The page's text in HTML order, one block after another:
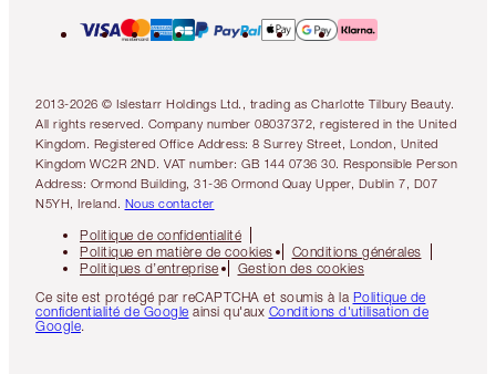
2013-2026 © Islestarr Holdings Ltd., trading as Charlotte Tilbury Beauty.
All rights reserved. Company number 08037372, registered in the United
Kingdom. Registered Office Address: 8 Surrey Street, London, United
Kingdom WC2R 2ND. VAT number: GB 144 0736 30. Responsible Person
Address: Ormond Building, 31-36 Ormond Quay Upper, Dublin 7, D07
N5YH, Ireland. Nous contacter
Politique de confidentialité
Politique en matière de cookies
Conditions générales
Politiques d’entreprise
Gestion des cookies
Ce site est protégé par reCAPTCHA et soumis à la Politique de
confidentialité de Google ainsi qu'aux Conditions d'utilisation de
Google.